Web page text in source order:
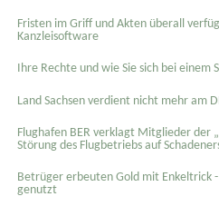
Fristen im Griff und Akten überall
Kanzleisoftware
Ihre Rechte und wie Sie sich bei einem
Land Sachsen verdient nicht mehr am
Flughafen BER verklagt Mitglieder der
Störung des Flugbetriebs auf
Betrüger erbeuten Gold mit Enkeltrick
genutzt